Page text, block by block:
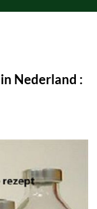
Nederland :